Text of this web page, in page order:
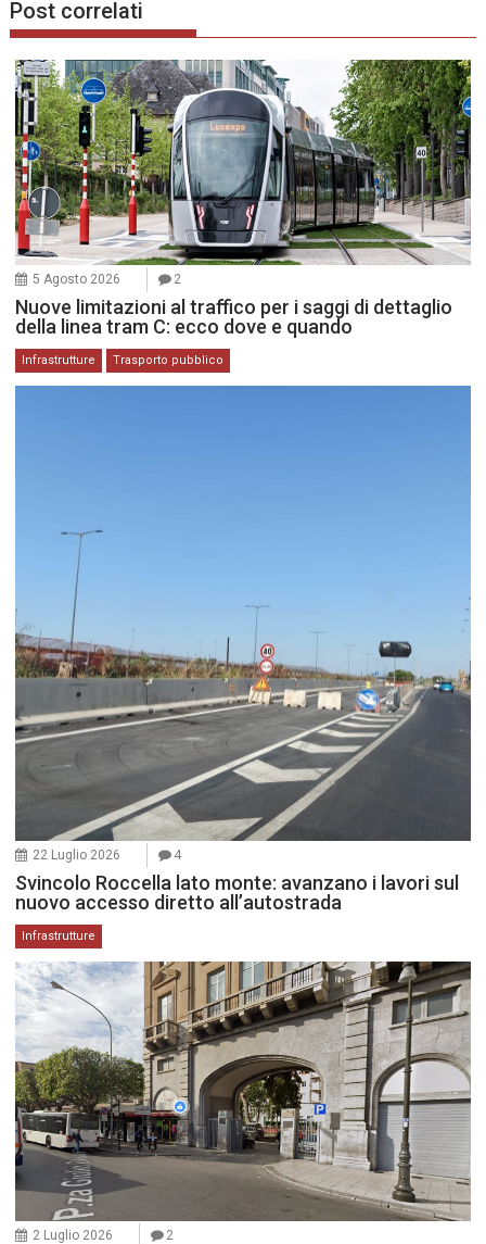
Post correlati
5 Agosto 2026 2
Nuove limitazioni al traffico per i saggi di dettaglio
della linea tram C: ecco dove e quando
Infrastrutture Trasporto pubblico
22 Luglio 2026 4
Svincolo Roccella lato monte: avanzano i lavori sul
nuovo accesso diretto all’autostrada
Infrastrutture
2 Luglio 2026 2